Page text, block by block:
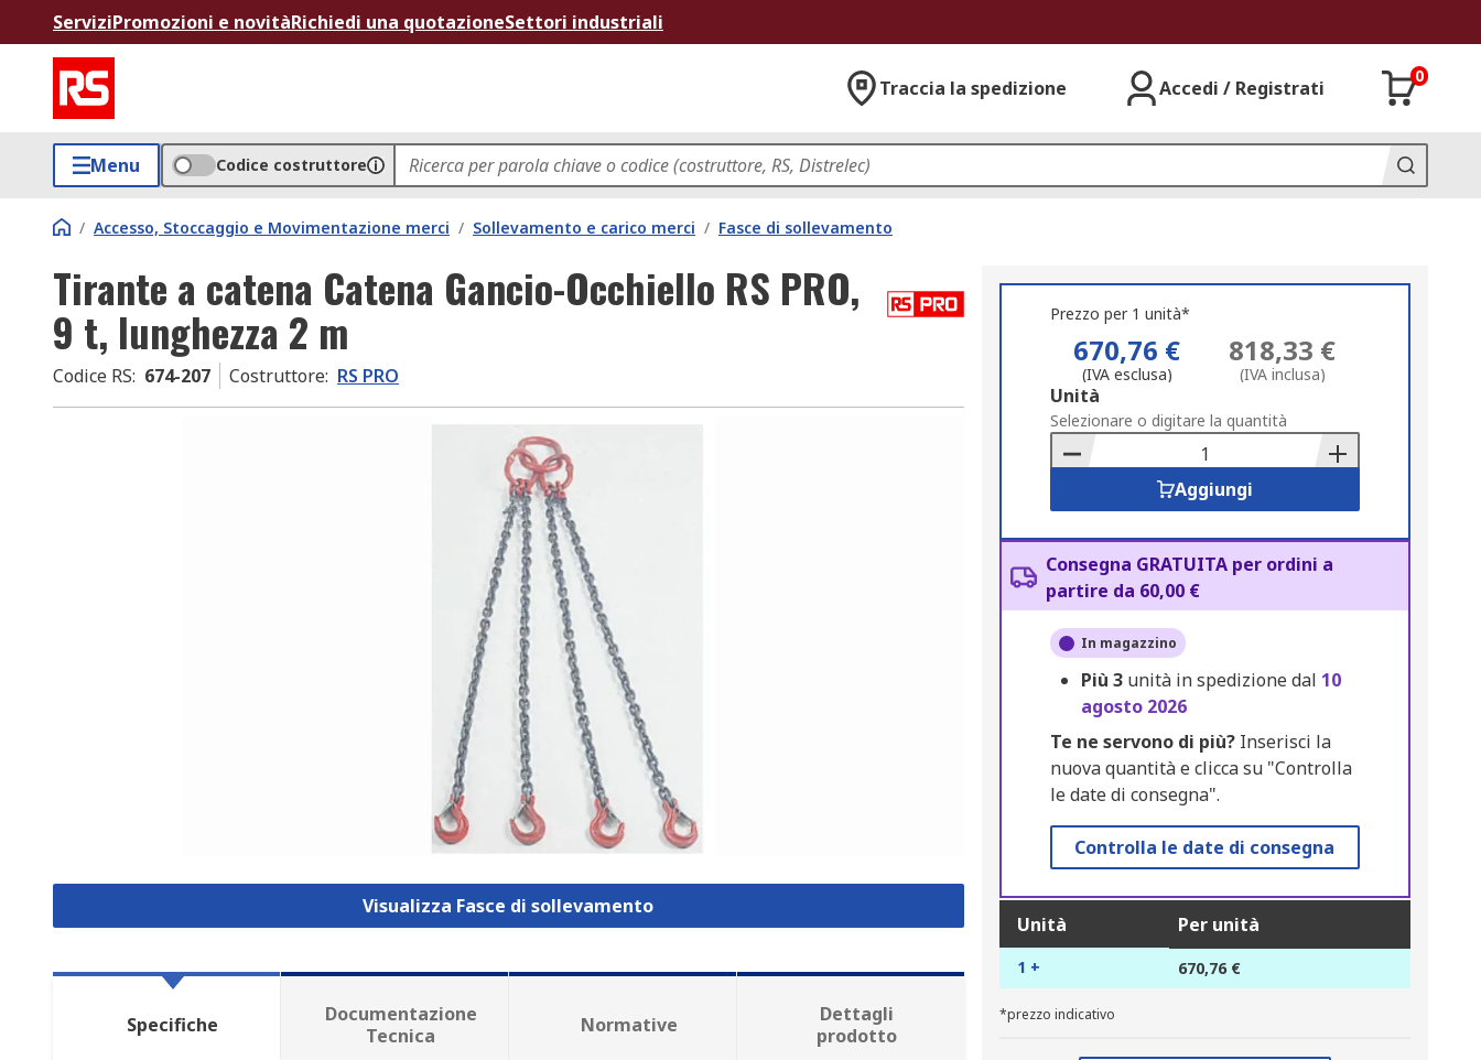
ServiziPromozioni e novitàRichiedi una quotazioneSettori industriali
Traccia la spedizione Accedi / Registrati
0
Menu Codice costruttore
/ Accesso, Stoccaggio e Movimentazione merci / Sollevamento e carico merci / Fasce di sollevamento
Tirante a catena Catena Gancio-Occhiello RS PRO,
9 t, lunghezza 2 m
Codice RS: 674-207 Costruttore: RS PRO
Visualizza Fasce di sollevamento
Prezzo per 1 unità*
670,76 €
(IVA esclusa)
818,33 €
(IVA inclusa)
Add
to
Basket
Unità
Selezionare o digitare la quantità
Aggiungi
Consegna GRATUITA per ordini a
partire da 60,00 €
In magazzino
Più 3 unità in spedizione dal 10
agosto 2026
Te ne servono di più?Inserisci la
nuova quantità e clicca su "Controlla
le date di consegna".
Controlla le date di consegna
Unità Per unità
1 + 670,76 €
*prezzo indicativo
Specifiche
Documentazione
Tecnica
Normative
Dettagli
prodotto